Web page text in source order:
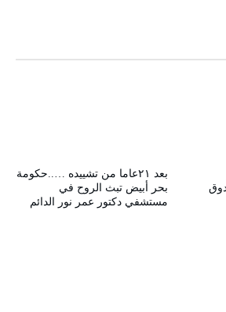
بعد ٢١عاما من تشييده …..حكومة
بحر أبيض تبث الروح في
مستشفي دكتور عمر نور الدائم